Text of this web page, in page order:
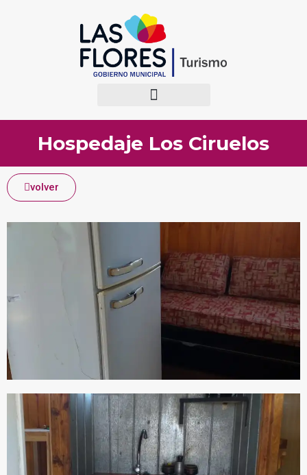
Hospedaje Los Ciruelos
volver